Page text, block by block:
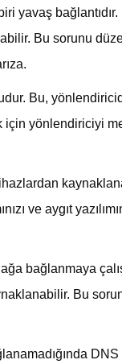
yavaş
Bu sorunu
.
Bu,
yönlendiriciyi
ve aygıt
bağlanmaya
Bu